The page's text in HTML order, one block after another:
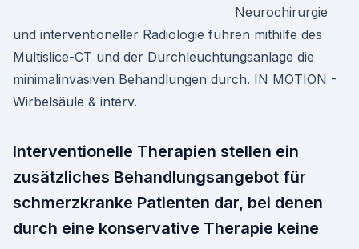
Neurochirurgie
und interventioneller Radiologie führen mithilfe des
Multislice-CT und der Durchleuchtungsanlage die
minimalinvasiven Behandlungen durch. IN MOTION -
Wirbelsäule & interv.
Interventionelle Therapien stellen ein
zusätzliches Behandlungsangebot für
schmerzkranke Patienten dar, bei denen
durch eine konservative Therapie keine